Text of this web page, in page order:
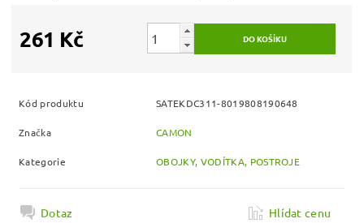
261 Kč
Kód produktu SATEKDC311-8019808190648
Značka CAMON
Kategorie OBOJKY, VODÍTKA, POSTROJE
Dotaz Hlídat cenu